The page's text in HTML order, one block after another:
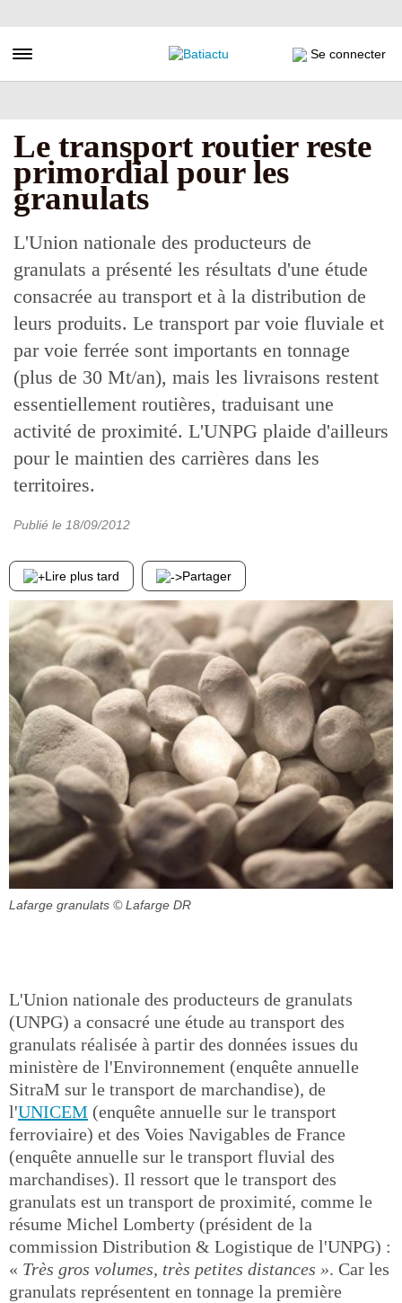
au
principal
Toggle navigation Se connecter
Le transport routier reste
primordial pour les
granulats
L'Union nationale des producteurs de
granulats a présenté les résultats d'une étude
consacrée au transport et à la distribution de
leurs produits. Le transport par voie fluviale et
par voie ferrée sont importants en tonnage
(plus de 30 Mt/an), mais les livraisons restent
essentiellement routières, traduisant une
activité de proximité. L'UNPG plaide d'ailleurs
pour le maintien des carrières dans les
territoires.
Publié le 18/09/2012
Lire plus tard Partager
Lafarge granulats © Lafarge DR
L'Union nationale des producteurs de granulats
(UNPG) a consacré une étude au transport des
granulats réalisée à partir des données issues du
ministère de l'Environnement (enquête annuelle
SitraM sur le transport de marchandise), de
l'UNICEM (enquête annuelle sur le transport
ferroviaire) et des Voies Navigables de France
(enquête annuelle sur le transport fluvial des
marchandises). Il ressort que le transport des
granulats est un transport de proximité, comme le
résume Michel Lomberty (président de la
commission Distribution & Logistique de l'UNPG) :
« Très gros volumes, très petites distances ». Car les
granulats représentent en tonnage la première